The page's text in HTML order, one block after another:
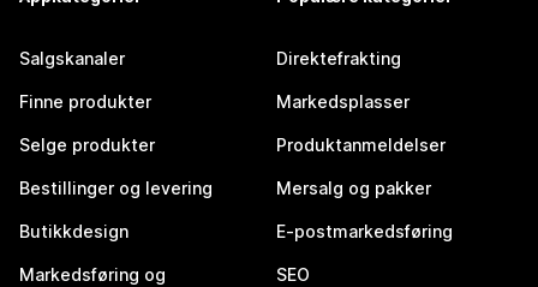
Salgskanaler
Finne produkter
Selge produkter
Bestillinger og levering
Butikkdesign
Markedsføring og
Direktefrakting
Markedsplasser
Produktanmeldelser
Mersalg og pakker
E-postmarkedsføring
SEO